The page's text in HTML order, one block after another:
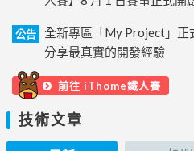
公告
全新專區「My Project」正
分享最真實的開發經驗
前往 iThome鐵人賽
技術文章